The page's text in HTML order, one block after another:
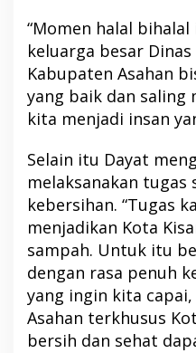
“Momen halal
keluarga besar
Kabupaten Asahan
yang baik dan saling
kita menjadi insan
Selain itu Dayat
melaksanakan tugas
kebersihan. “Tugas
menjadikan Kota
sampah. Untuk itu
dengan rasa penuh
yang ingin kita
Asahan terkhusus
bersih dan sehat